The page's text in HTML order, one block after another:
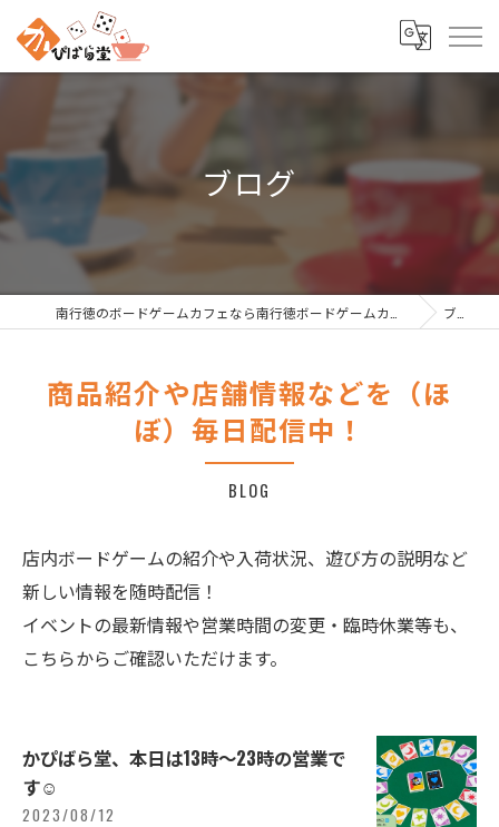
ブログ
ブログ
商品紹介や店舗情報などを（ほ
ぼ）毎日配信中！
BLOG
店内ボードゲームの紹介や入荷状況、遊び方の説明など
新しい情報を随時配信！
イベントの最新情報や営業時間の変更・臨時休業等も、
こちらからご確認いただけます。
かぴばら堂、本日は13時〜23時の営業で
す☺️
2023/08/12